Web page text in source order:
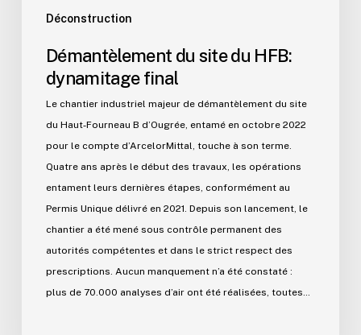
Déconstruction
Démantèlement du site du HFB:
dynamitage final
Le chantier industriel majeur de démantèlement du site
du Haut‑Fourneau B d’Ougrée, entamé en octobre 2022
pour le compte d’ArcelorMittal, touche à son terme.
Quatre ans après le début des travaux, les opérations
entament leurs dernières étapes, conformément au
Permis Unique délivré en 2021. Depuis son lancement, le
chantier a été mené sous contrôle permanent des
autorités compétentes et dans le strict respect des
prescriptions. Aucun manquement n’a été constaté :
plus de 70.000 analyses d’air ont été réalisées, toutes…